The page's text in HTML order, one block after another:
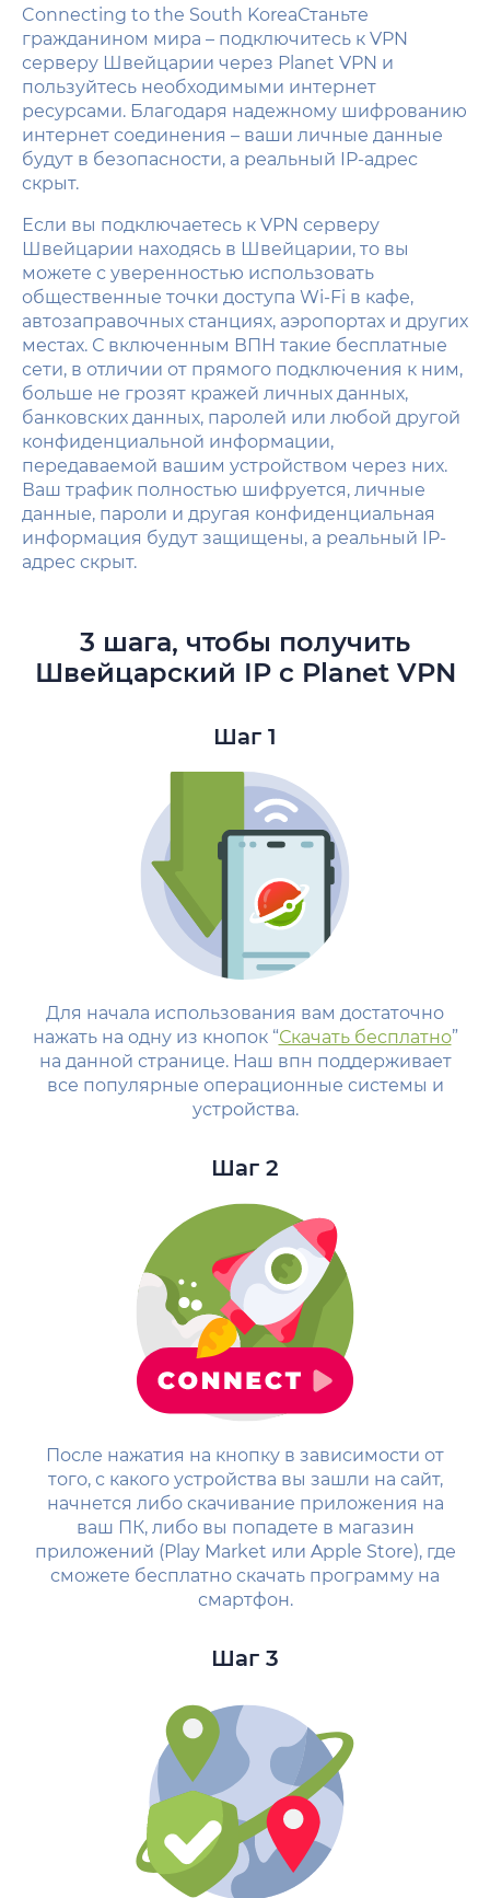
Connecting to the South KoreaСтаньте
гражданином мира – подключитесь к VPN
серверу Швейцарии через Planet VPN и
пользуйтесь необходимыми интернет
ресурсами. Благодаря надежному шифрованию
интернет соединения – ваши личные данные
будут в безопасности, а реальный IP-адрес
скрыт.
Если вы подключаетесь к VPN серверу
Швейцарии находясь в Швейцарии, то вы
можете с уверенностью использовать
общественные точки доступа Wi-Fi в кафе,
автозаправочных станциях, аэропортах и других
местах. С включенным ВПН такие бесплатные
сети, в отличии от прямого подключения к ним,
больше не грозят кражей личных данных,
банковских данных, паролей или любой другой
конфиденциальной информации,
передаваемой вашим устройством через них.
Ваш трафик полностью шифруется, личные
данные, пароли и другая конфиденциальная
информация будут защищены, а реальный IP-
адрес скрыт.
3 шага, чтобы получить
Швейцарский IP с Planet VPN
Шаг 1
Для начала использования вам достаточно
нажать на одну из кнопок “Скачать бесплатно”
на данной странице. Наш впн поддерживает
все популярные операционные системы и
устройства.
Шаг 2
После нажатия на кнопку в зависимости от
того, с какого устройства вы зашли на сайт,
начнется либо скачивание приложения на
ваш ПК, либо вы попадете в магазин
приложений (Play Market или Apple Store), где
сможете бесплатно скачать программу на
смартфон.
Шаг 3